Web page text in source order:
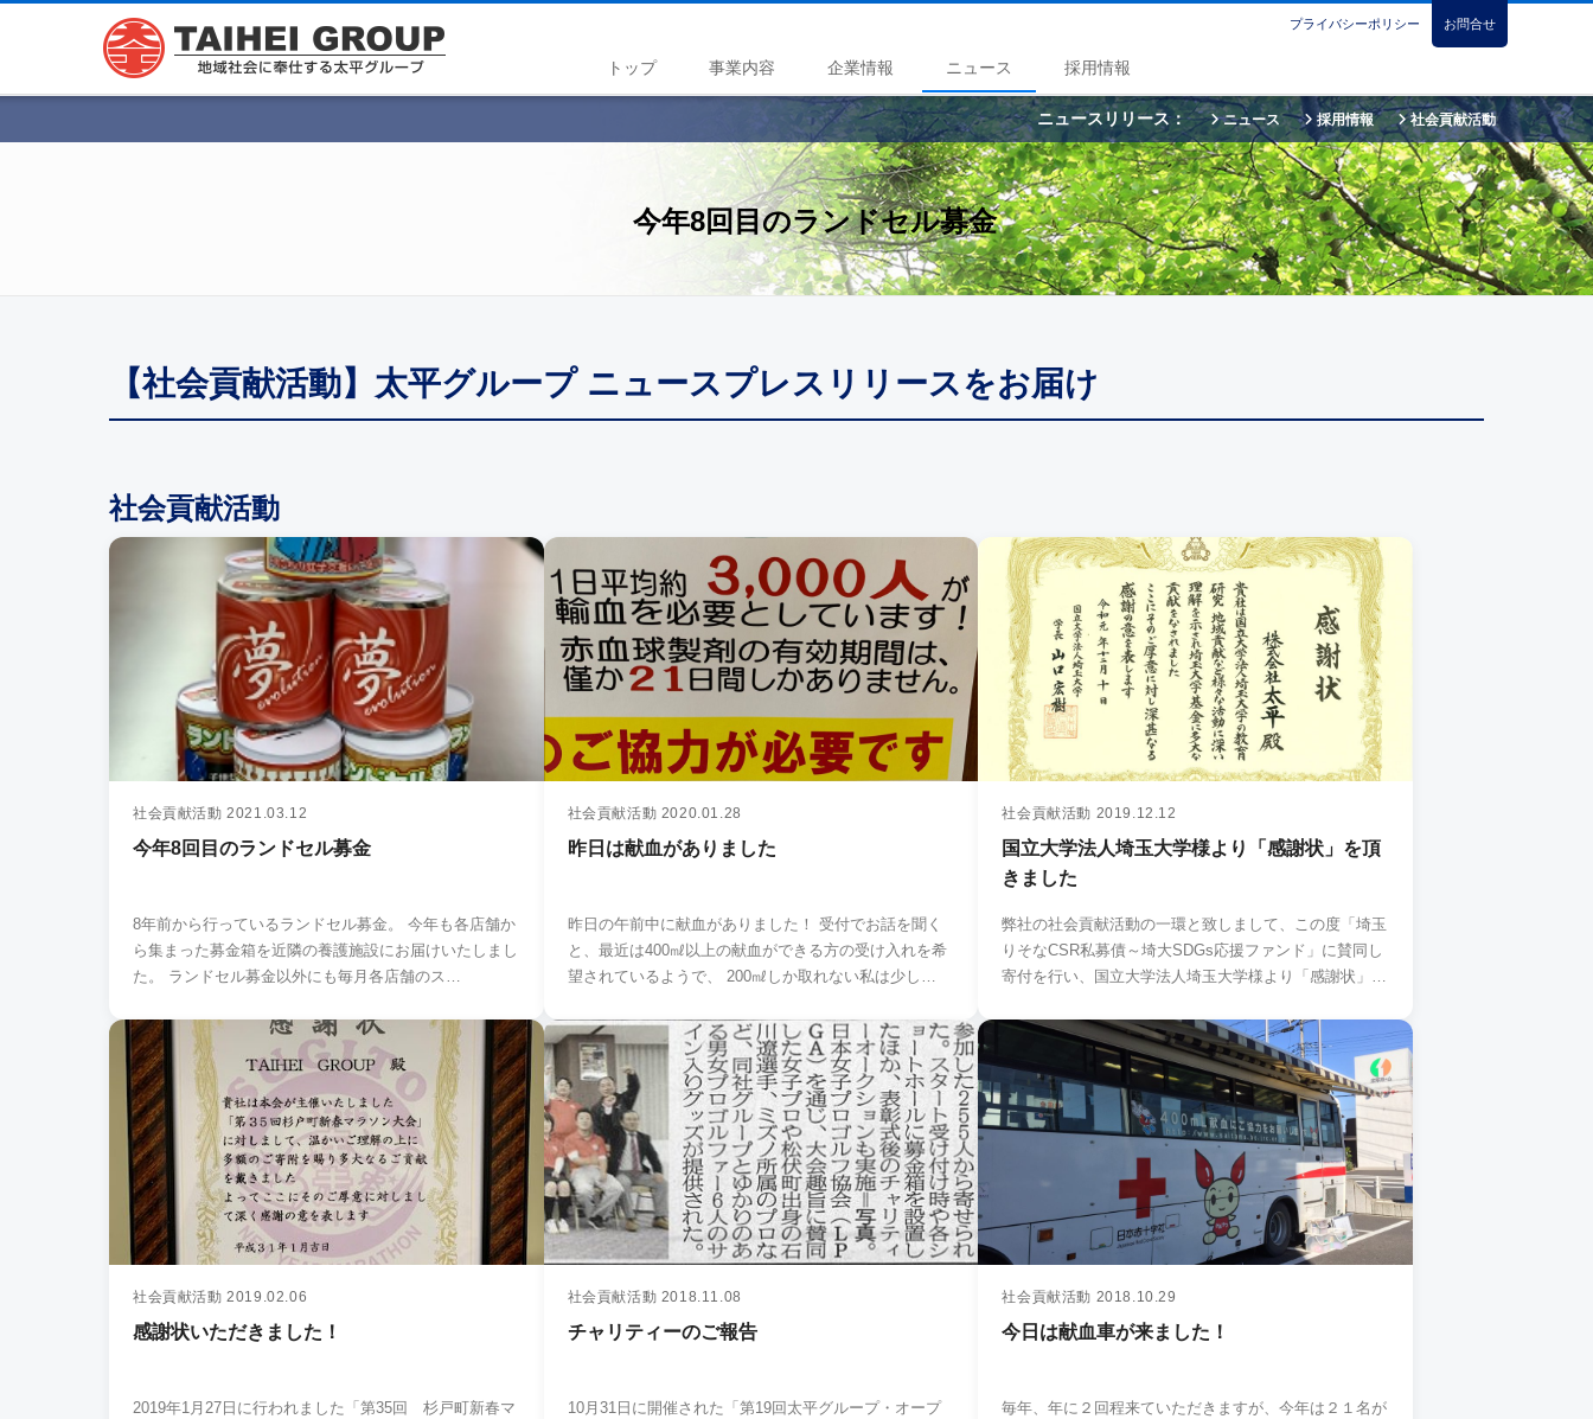
お問合せ
プライバシーポリシー
トップ 事業内容 企業情報 ニュース 採用情報
社会貢献活動
採用情報
ニュース
ニュースリリース：
今年8回目のランドセル募金
【社会貢献活動】太平グループ ニュースプレスリリースをお届け
社会貢献活動
社会貢献活動 2021.03.12
今年8回目のランドセル募金
8年前から行っているランドセル募金。 今年も各店舗か
ら集まった募金箱を近隣の養護施設にお届けいたしまし
た。 ランドセル募金以外にも毎月各店舗のス…
社会貢献活動 2020.01.28
昨日は献血がありました
昨日の午前中に献血がありました！ 受付でお話を聞く
と、最近は400㎖以上の献血ができる方の受け入れを希
望されているようで、 200㎖しか取れない私は少し…
社会貢献活動 2019.12.12
国立大学法人埼玉大学様より「感謝状」を頂
きました
弊社の社会貢献活動の一環と致しまして、この度「埼玉
りそなCSR私募債～埼大SDGs応援ファンド」に賛同し
寄付を行い、国立大学法人埼玉大学様より「感謝状」…
社会貢献活動 2019.02.06
感謝状いただきました！
2019年1月27日に行われました「第35回 杉戸町新春マ
社会貢献活動 2018.11.08
チャリティーのご報告
10月31日に開催された「第19回太平グループ・オープ
社会貢献活動 2018.10.29
今日は献血車が来ました！
毎年、年に２回程来ていただきますが、今年は２１名が